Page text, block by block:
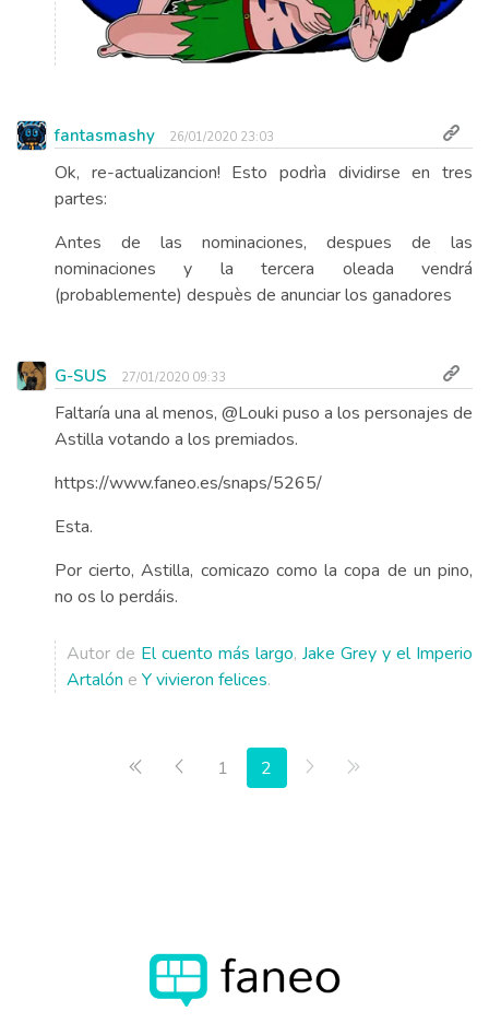
fantasmashy 26/01/2020 23:03
Ok, re-actualizancion! Esto podrìa dividirse en tres
partes:
Antes de las nominaciones, despues de las
nominaciones y la tercera oleada vendrá
(probablemente) despuès de anunciar los ganadores
G-SUS 27/01/2020 09:33
Faltaría una al menos, @Louki puso a los personajes de
Astilla votando a los premiados.
https://www.faneo.es/snaps/5265/
Esta.
Por cierto, Astilla, comicazo como la copa de un pino,
no os lo perdáis.
Autor de El cuento más largo, Jake Grey y el Imperio
Artalón e Y vivieron felices.
Primera página
Anterior
1 2 Siguiente